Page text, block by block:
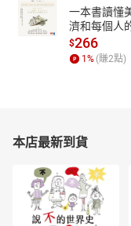
一本書讀懂
濟和每個人
$266
1% (賺2點)
本店最新到貨